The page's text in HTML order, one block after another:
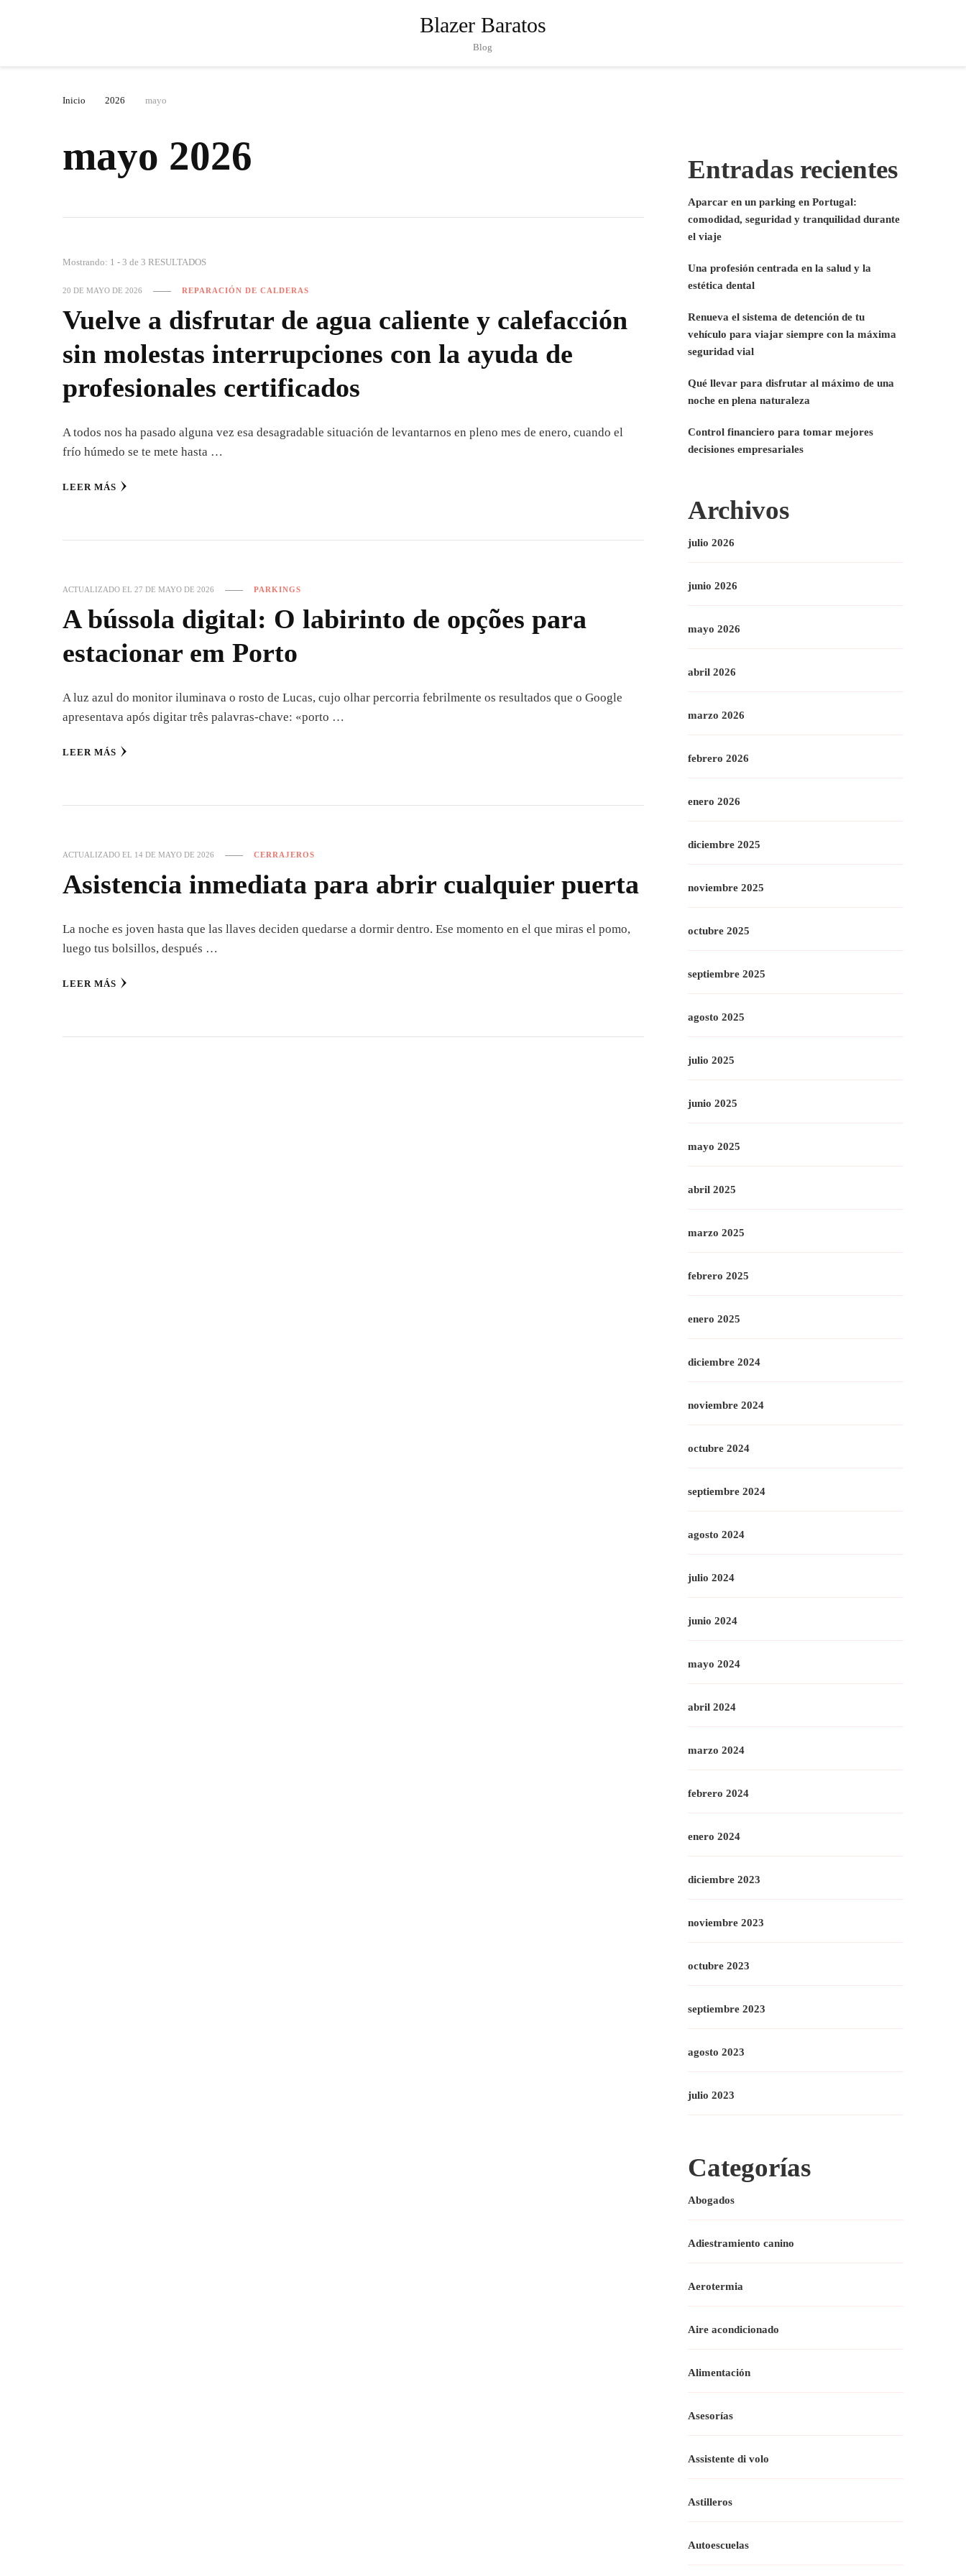
Blazer Baratos
Blog
Inicio 2026 mayo
mayo 2026
Mostrando: 1 - 3 de 3 RESULTADOS
20 DE MAYO DE 2026 REPARACIÓN DE CALDERAS
Vuelve a disfrutar de agua caliente y calefacción
sin molestas interrupciones con la ayuda de
profesionales certificados
A todos nos ha pasado alguna vez esa desagradable situación de levantarnos en pleno mes de enero, cuando el
frío húmedo se te mete hasta …
LEER MÁS
ACTUALIZADO EL 27 DE MAYO DE 2026 PARKINGS
A bússola digital: O labirinto de opções para
estacionar em Porto
A luz azul do monitor iluminava o rosto de Lucas, cujo olhar percorria febrilmente os resultados que o Google
apresentava após digitar três palavras-chave: «porto …
LEER MÁS
ACTUALIZADO EL 14 DE MAYO DE 2026 CERRAJEROS
Asistencia inmediata para abrir cualquier puerta
La noche es joven hasta que las llaves deciden quedarse a dormir dentro. Ese momento en el que miras el pomo,
luego tus bolsillos, después …
LEER MÁS
Entradas recientes
Aparcar en un parking en Portugal:
comodidad, seguridad y tranquilidad durante
el viaje
Una profesión centrada en la salud y la
estética dental
Renueva el sistema de detención de tu
vehículo para viajar siempre con la máxima
seguridad vial
Qué llevar para disfrutar al máximo de una
noche en plena naturaleza
Control financiero para tomar mejores
decisiones empresariales
Archivos
julio 2026
junio 2026
mayo 2026
abril 2026
marzo 2026
febrero 2026
enero 2026
diciembre 2025
noviembre 2025
octubre 2025
septiembre 2025
agosto 2025
julio 2025
junio 2025
mayo 2025
abril 2025
marzo 2025
febrero 2025
enero 2025
diciembre 2024
noviembre 2024
octubre 2024
septiembre 2024
agosto 2024
julio 2024
junio 2024
mayo 2024
abril 2024
marzo 2024
febrero 2024
enero 2024
diciembre 2023
noviembre 2023
octubre 2023
septiembre 2023
agosto 2023
julio 2023
Categorías
Abogados
Adiestramiento canino
Aerotermia
Aire acondicionado
Alimentación
Asesorías
Assistente di volo
Astilleros
Autoescuelas